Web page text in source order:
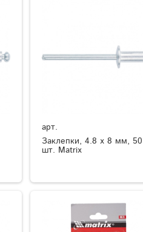
арт.
Заклепки, 4.8 х 8 мм, 50
шт. Matrix